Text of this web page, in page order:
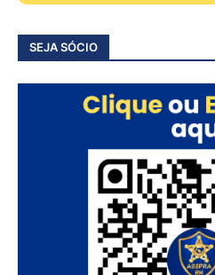
SEJA SÓCIO